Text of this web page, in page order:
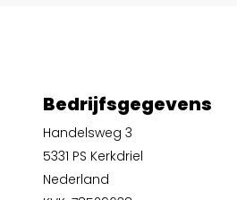
Bedrijfsgegevens
Handelsweg 3
5331 PS Kerkdriel
Nederland